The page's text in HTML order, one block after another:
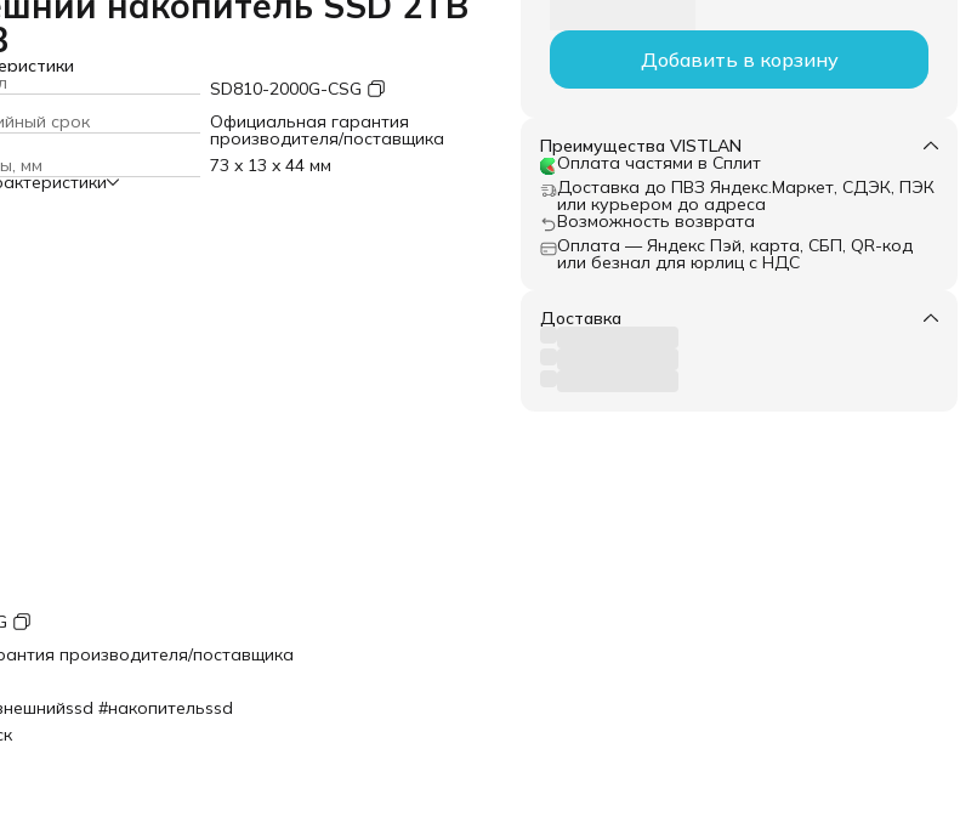
SD810-2000G-CSG
срок
Официальная гарантия
производителя/поставщика
мм
73 x 13 x 44 мм
Добавить в корзину
Преимущества VISTLAN
Оплата частями в Сплит
Доставка до ПВЗ Яндекс.Маркет, СДЭК, ПЭК
или курьером до адреса
Возможность возврата
Оплата — Яндекс Пэй, карта, СБП, QR-код
или безнал для юрлиц с НДС
Доставка
производителя/поставщика
#накопительssd